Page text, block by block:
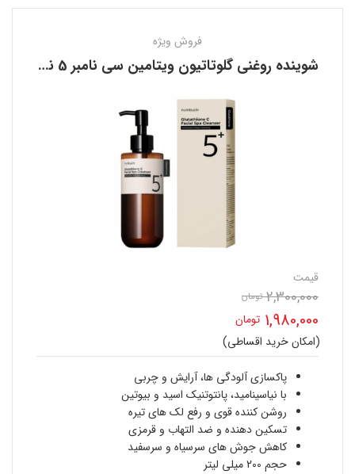
فروش ویژه
شوینده روغنی گلوتاتیون ویتامین سی نامبر 5 نامبوزین NUMBUZIN
قیمت
2,300,000 تومان
اصلی
2,300,000 تومان
بود.
1,980,000 تومان
قیمت
فعلی
1,980,000 تومان
است.
(امکان خرید اقساطی)
پاکسازی آلودگی ها، آرایش و چربی
با نیاسینامید، پانتوتنیک اسید و بیوتین
روشن کننده قوی و رفع لک های تیره
تسکین دهنده و ضد التهاب و قرمزی
کاهش جوش های سرسیاه و سرسفید
حجم 200 میلی لیتر